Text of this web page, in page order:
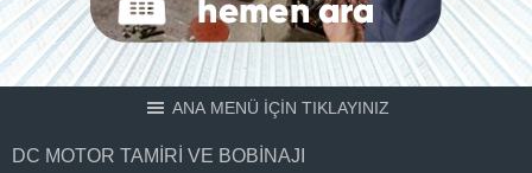
ANA MENÜ İÇİN TIKLAYINIZ
DC MOTOR TAMIRI VE BOBINAJI